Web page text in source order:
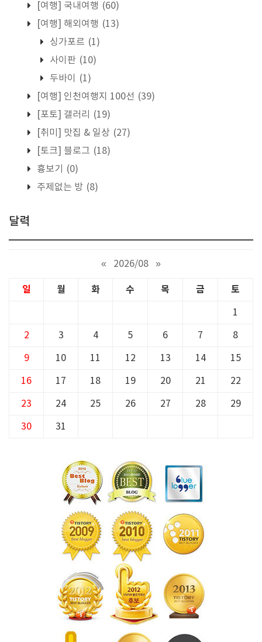
[여행] 국내여행 (60)
[여행] 해외여행 (13)
싱가포르 (1)
사이판 (10)
두바이
(1)
[여행] 인천여행지 100선 (39)
[포토] 갤러리
(19)
[취미] 맛집 & 일상 (27)
[토크] 블로그 (18)
흉보기
(0)
주제없는 방 (8)
달력
« 2026/08 »
일 월 화 수 목 금 토
1
2 3 4 5 6 7 8
9 10 11 12 13 14 15
16 17 18 19 20 21 22
23 24 25 26 27 28 29
30 31